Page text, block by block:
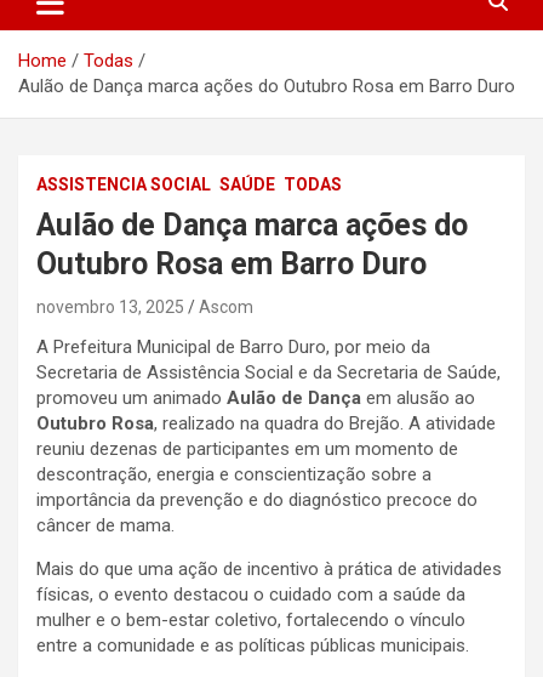
Home
Todas
Aulão de Dança marca ações do Outubro Rosa em Barro Duro
ASSISTENCIA SOCIAL SAÚDE TODAS
Aulão de Dança marca ações do
Outubro Rosa em Barro Duro
novembro 13, 2025 Ascom
A Prefeitura Municipal de Barro Duro, por meio da
Secretaria de Assistência Social e da Secretaria de Saúde,
promoveu um animado Aulão de Dança em alusão ao
Outubro Rosa, realizado na quadra do Brejão. A atividade
reuniu dezenas de participantes em um momento de
descontração, energia e conscientização sobre a
importância da prevenção e do diagnóstico precoce do
câncer de mama.
Mais do que uma ação de incentivo à prática de atividades
físicas, o evento destacou o cuidado com a saúde da
mulher e o bem-estar coletivo, fortalecendo o vínculo
entre a comunidade e as políticas públicas municipais.